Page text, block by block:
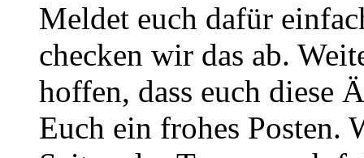
Meldet euch dafür
checken wir das ab.
hoffen, dass euch diese
Euch ein frohes Posten.